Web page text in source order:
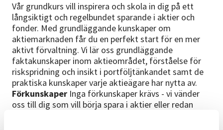
Vår grundkurs vill inspirera och skola in dig på ett
långsiktigt och regelbundet sparande i aktier och
fonder. Med grundläggande kunskaper om
aktiemarknaden får du en perfekt start för en mer
aktivt förvaltning. Vi lär oss grundläggande
faktakunskaper inom aktieområdet, förståelse för
riskspridning och insikt i portföljtänkandet samt de
praktiska kunskaper varje aktieägare har nytta av.
Förkunskaper Inga förkunskaper krävs - vi vänder
oss till dig som vill börja spara i aktier eller redan